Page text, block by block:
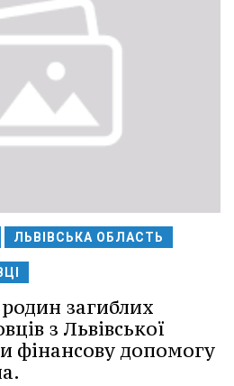
ЛЬВІВСЬКА ОБЛАСТЬ
родин загиблих
з Львівської
фінансову допомогу